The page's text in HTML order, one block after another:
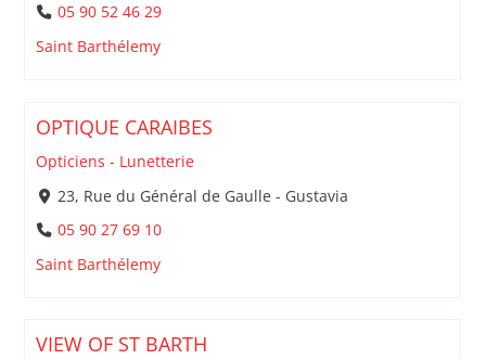
05 90 52 46 29
Saint Barthélemy
OPTIQUE CARAIBES
Opticiens - Lunetterie
23, Rue du Général de Gaulle - Gustavia
05 90 27 69 10
Saint Barthélemy
VIEW OF ST BARTH